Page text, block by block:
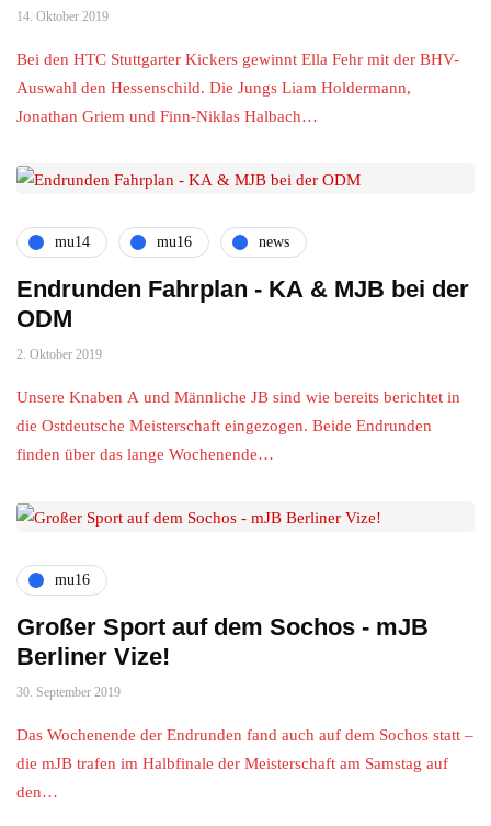
14. Oktober 2019
Bei den HTC Stuttgarter Kickers gewinnt Ella Fehr mit der BHV-
Auswahl den Hessenschild. Die Jungs Liam Holdermann,
Jonathan Griem und Finn-Niklas Halbach…
mu14 mu16 news
Endrunden Fahrplan - KA & MJB bei der
ODM
2. Oktober 2019
Unsere Knaben A und Männliche JB sind wie bereits berichtet in
die Ostdeutsche Meisterschaft eingezogen. Beide Endrunden
finden über das lange Wochenende…
mu16
Großer Sport auf dem Sochos - mJB
Berliner Vize!
30. September 2019
Das Wochenende der Endrunden fand auch auf dem Sochos statt –
die mJB trafen im Halbfinale der Meisterschaft am Samstag auf
den…